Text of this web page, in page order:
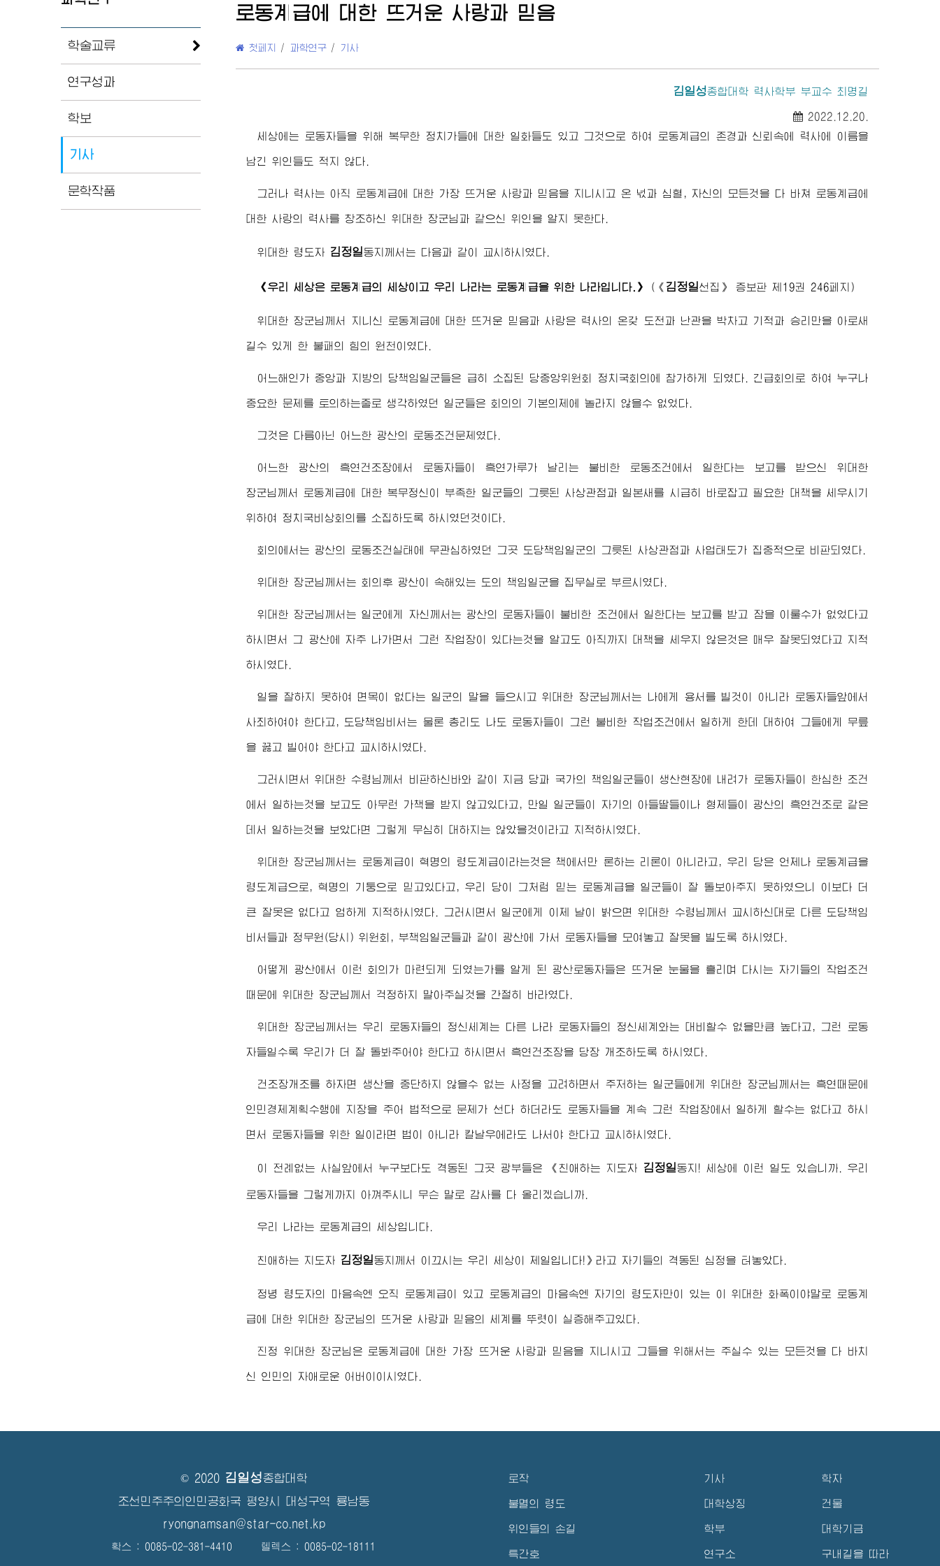
학술교류
연구성과
학보
기사
문학작품
로동계급에 대한 뜨거운 사랑과 믿음
첫페지 / 과학연구 / 기사
김일성종합대학 력사학부 부교수 최명길
2022.12.20.
세상에는 로동자들을 위해 복무한 정치가들에 대한 일화들도 있고 그것으로 하여 로동계급의 존경과 신뢰속에 력사에 이름을
남긴 위인들도 적지 않다.
그러나 력사는 아직 로동계급에 대한 가장 뜨거운 사랑과 믿음을 지니시고 온 넋과 심혈, 자신의 모든것을 다 바쳐 로동계급에
대한 사랑의 력사를 창조하신 위대한 장군님 과 같으신 위인을 알지 못한다.
위대한 령도자 김정일동지 께서는 다음과 같이 교시하시였다.
《우리 세상은 로동계급의 세상이고 우리 나라는 로동계급을 위한 나라입니다.》 ( 《 김정일선집》 증보판 제19권 246페지)
위대한 장군님께서 지니신 로동계급에 대한 뜨거운 믿음과 사랑은 력사의 온갖 도전과 난관을 박차고 기적과 승리만을 아로새
길수 있게 한 불패의 힘의 원천이였다.
어느해인가 중앙과 지방의 당책임일군들은 급히 소집된 당중앙위원회 정치국회의에 참가하게 되였다. 긴급회의로 하여 누구나
중요한 문제를 토의하는줄로 생각하였던 일군들은 회의의 기본의제에 놀라지 않을수 없었다.
그것은 다름아닌 어느한 광산의 로동조건문제였다.
어느한 광산의 흑연건조장에서 로동자들이 흑연가루가 날리는 불비한 로동조건에서 일한다는 보고를 받으신 위대한
장군님께서 로동계급에 대한 복무정신이 부족한 일군들의 그릇된 사상관점과 일본새를 시급히 바로잡고 필요한 대책을 세우시기
위하여 정치국비상회의를 소집하도록 하시였던것이다.
회의에서는 광산의 로동조건실태에 무관심하였던 그곳 도당책임일군의 그릇된 사상관점과 사업태도가 집중적으로 비판되였다.
위대한 장군님께서 는 회의후 광산이 속해있는 도의 책임일군을 집무실로 부르시였다.
위대한 장군님께서는 일군에게 자신께서는 광산의 로동자들이 불비한 조건에서 일한다는 보고를 받고 잠을 이룰수가 없었다고
하시면서 그 광산에 자주 나가면서 그런 작업장이 있다는것을 알고도 아직까지 대책을 세우지 않은것은 매우 잘못되였다고 지적
하시였다.
일을 잘하지 못하여 면목이 없다는 일군의 말을 들으시고위대한 장군님께서는 나에게 용서를 빌것이 아니라 로동자들앞에서
사죄하여야 한다고, 도당책임비서는 물론 총리도 나도 로동자들이 그런 불비한 작업조건에서 일하게 한데 대하여 그들에게 무릎
을 꿇고 빌어야 한다고 교시하시였다.
그러시면서위대한 수령님께서 비판하신바와 같이 지금 당과 국가의 책임일군들이 생산현장에 내려가 로동자들이 한심한 조건
에서 일하는것을 보고도 아무런 가책을 받지 않고있다고, 만일 일군들이 자기의 아들딸들이나 형제들이 광산의 흑연건조로 같은
데서 일하는것을 보았다면 그렇게 무심히 대하지는 않았을것이라고 지적하시였다.
위대한 장군님께서는 로동계급이 혁명의 령도계급이라는것은 책에서만 론하는 리론이 아니라고, 우리 당은 언제나 로동계급을
령도계급으로, 혁명의 기둥으로 믿고있다고, 우리 당이 그처럼 믿는 로동계급을 일군들이 잘 돌보아주지 못하였으니 이보다 더
큰 잘못은 없다고 엄하게 지적하시였다. 그러시면서 일군에게 이제 날이 밝으면 위대한 수령님께서 교시하신대로 다른 도당책임
비서들과 정무원(당시) 위원회, 부책임일군들과 같이 광산에 가서 로동자들을 모여놓고 잘못을 빌도록 하시였다.
어떻게 광산에서 이런 회의가 마련되게 되였는가를 알게 된 광산로동자들은 뜨거운 눈물을 흘리며 다시는 자기들의 작업조건
때문에 위대한 장군님께서 걱정하지 말아주실것을 간절히 바라였다.
위대한 장군님께서 는 우리 로동자들의 정신세계는 다른 나라 로동자들의 정신세계와는 대비할수 없을만큼 높다고, 그런 로동
자들일수록 우리가 더 잘 돌봐주어야 한다고 하시면서 흑연건조장을 당장 개조하도록 하시였다.
건조장개조를 하자면 생산을 중단하지 않을수 없는 사정을 고려하면서 주저하는 일군들에게위대한 장군님께서는 흑연때문에
인민경제계획수행에 지장을 주어 법적으로 문제가 선다 하더라도 로동자들을 계속 그런 작업장에서 일하게 할수는 없다고 하시
면서 로동자들을 위한 일이라면 법이 아니라 칼날우에라도 나서야 한다고 교시하시였다.
이 전례없는 사실앞에서 누구보다도 격동된 그곳 광부들은 《친애하는 지도자 김정일동지 ! 세상에 이런 일도 있습니까. 우리
로동자들을 그렇게까지 아껴주시니 무슨 말로 감사를 다 올리겠습니까.
우리 나라는 로동계급의 세상입니다.
친애하는 지도자 김정일동지 께서 이끄시는 우리 세상이 제일입니다!》라고 자기들의 격동된 심정을 터놓았다.
정녕 령도자의 마음속엔 오직 로동계급이 있고 로동계급의 마음속엔 자기의 령도자만이 있는 이위대한 화폭이야말로 로동계
급에 대한 위대한 장군님 의 뜨거운 사랑과 믿음의 세계를 뚜렷이 실증해주고있다.
진정 위대한 장군님 은 로동계급에 대한 가장 뜨거운 사랑과 믿음을 지니시고 그들을 위해서는 주실수 있는 모든것을 다 바치
신 인민의 자애로운 어버이 이시였다.
© 2020 김일성종합대학
조선민주주의인민공화국 평양시 대성구역 룡남동
ryongnamsan@star-co.net.kp
확스 : 0085-02-381-4410 텔렉스 : 0085-02-18111
로작
불멸의 령도
위인들의 손길
특간호
기사
대학상징
학부
연구소
학자
건물
대학기금
구내길을 따라